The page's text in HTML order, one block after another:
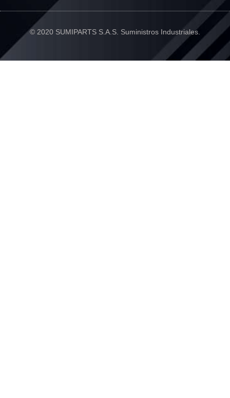
© 2020 SUMIPARTS S.A.S. Suministros Industriales.